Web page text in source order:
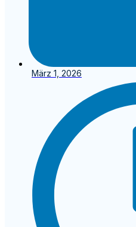
März 1, 2026